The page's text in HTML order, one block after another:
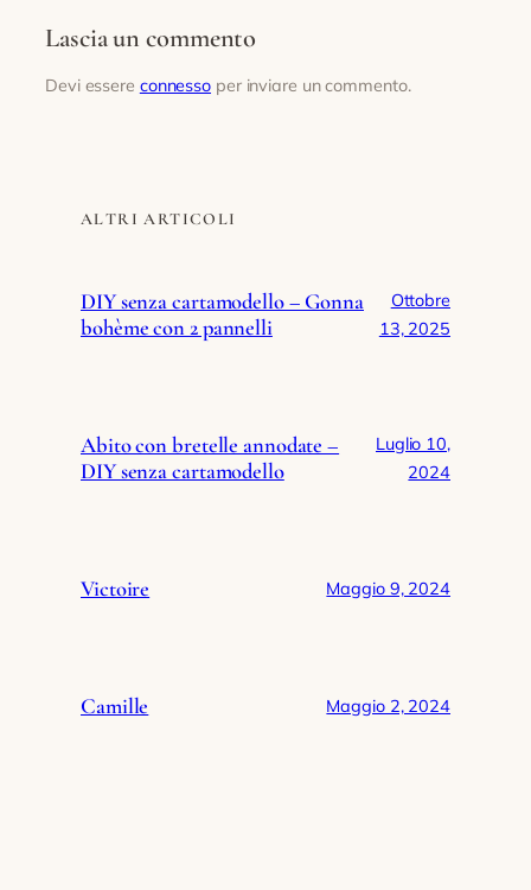
Lascia un commento
Devi essere connesso per inviare un commento.
ALTRI ARTICOLI
DIY senza cartamodello – Gonna
bohème con 2 pannelli
Ottobre
13, 2025
Abito con bretelle annodate –
DIY senza cartamodello
Luglio 10,
2024
Victoire Maggio 9, 2024
Camille Maggio 2, 2024